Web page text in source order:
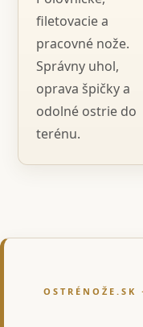
filetovacie a
pracovné nože.
Správny uhol,
oprava špičky a
odolné ostrie do
terénu.
OSTRÉNOŽE.SK